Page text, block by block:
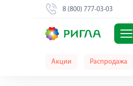
8 (800) 777-03-03
Акции Распродажа